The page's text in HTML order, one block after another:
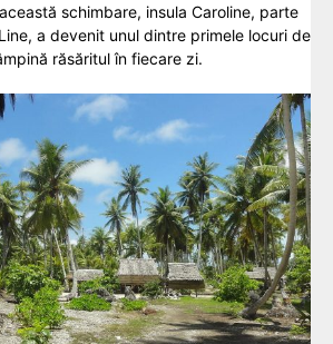
schimbare, insula Caroline, parte
a devenit unul dintre primele locuri de
răsăritul în fiecare zi.